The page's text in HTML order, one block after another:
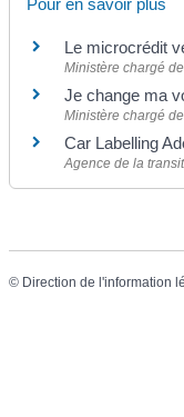
Le microcrédit
Ministère chargé
Je change ma
Ministère chargé
Car Labelling
Agence de la
© Direction de l'information